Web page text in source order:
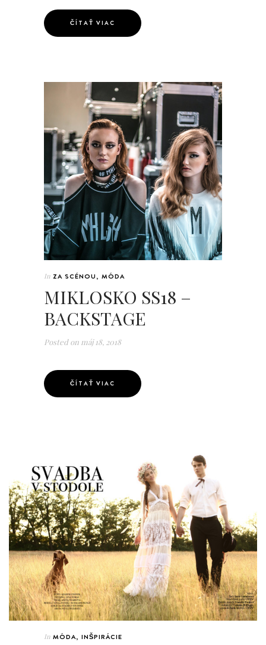
ČÍTAŤ VIAC
In ZA SCÉNOU, MÓDA
MIKLOSKO SS18 –
BACKSTAGE
Posted on máj 18, 2018
ČÍTAŤ VIAC
In MÓDA, INŠPIRÁCIE